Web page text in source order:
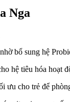
Nga
bổ sung hệ
hệ tiêu hóa hoạt
ưu cho trẻ để